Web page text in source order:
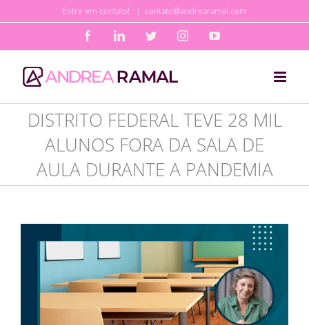
o
conteúdo
Entre em contato! | contato@andrearamal.com
FacebookLinkedInTwitterInstagramYouTube
DISTRITO FEDERAL TEVE 28 MIL
ALUNOS FORA DA SALA DE
AULA DURANTE A PANDEMIA